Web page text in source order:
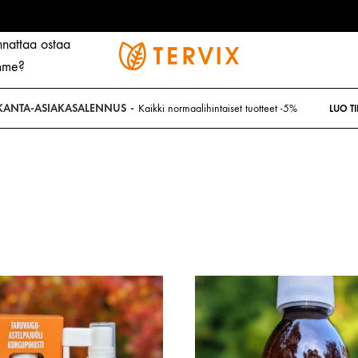
RAAKA-AINEILLA
Kuusi
Yrtti-kamomilla
ostaa
OÜ
ASIAKASALENNUS Kaikki normaalihintaiset tuotteet -5% LUO